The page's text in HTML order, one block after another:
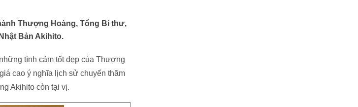
Thượng Hoàng, Tổng Bí thư,
Bản Akihito.
tình cảm tốt đẹp của Thượng
cao ý nghĩa lịch sử chuyến thăm
Akihito còn tại vị.